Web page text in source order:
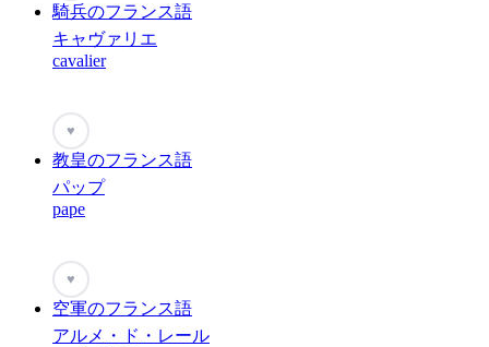
騎兵のフランス語
キャヴァリエ
cavalier
♥
教皇のフランス語
パップ
pape
♥
空軍のフランス語
アルメ・ド・レール